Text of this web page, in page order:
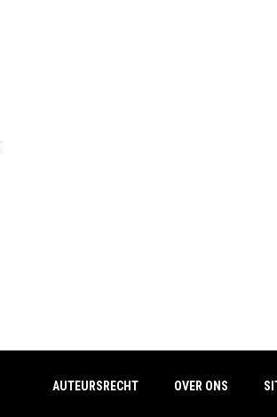
AUTEURSRECHT OVER ONS